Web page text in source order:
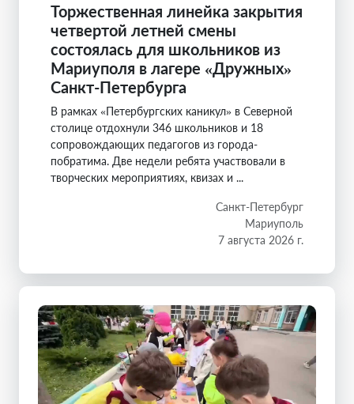
Торжественная линейка закрытия
четвертой летней смены
состоялась для школьников из
Мариуполя в лагере «Дружных»
Санкт-Петербурга
В рамках «Петербургских каникул» в Северной
столице отдохнули 346 школьников и 18
сопровождающих педагогов из города-
побратима. Две недели ребята участвовали в
творческих мероприятиях, квизах и ...
Санкт-Петербург
Мариуполь
7 августа 2026 г.